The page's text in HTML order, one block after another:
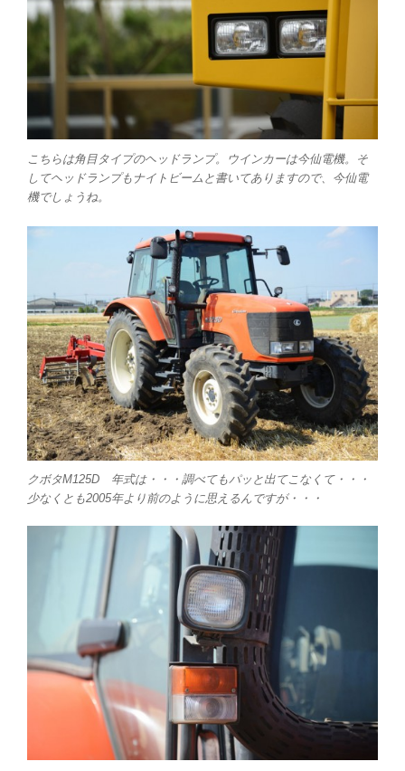
こちらは角目タイプのヘッドランプ。ウインカーは今仙電機。そ
してヘッドランプもナイトビームと書いてありますので、今仙電
機でしょうね。
クボタM125D 年式は・・・調べてもパッと出てこなくて・・・
少なくとも2005年より前のように思えるんですが・・・